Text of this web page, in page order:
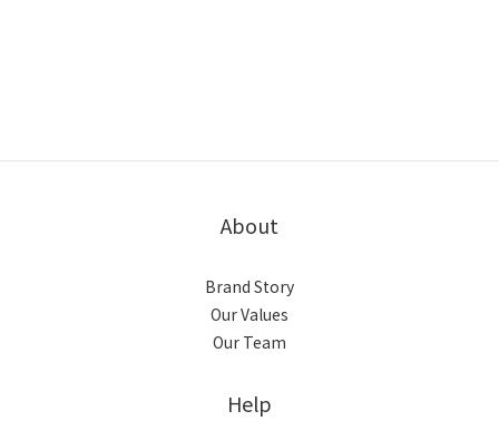
About
Brand Story
Our Values
Our Team
Help